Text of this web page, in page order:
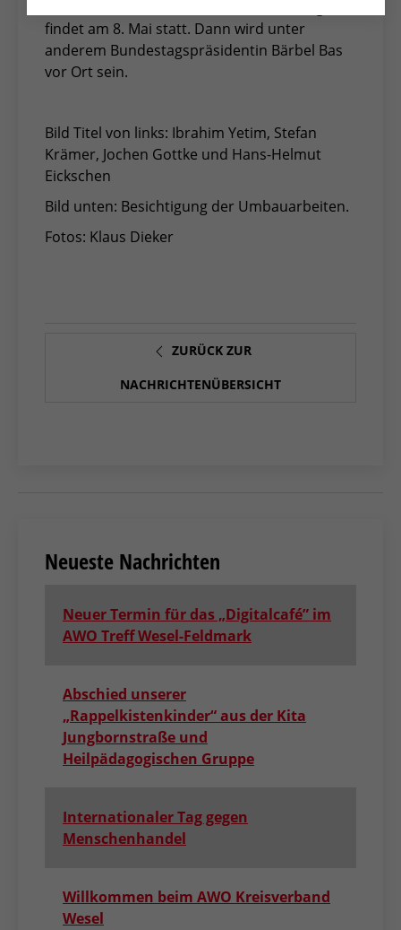
findet am 8. Mai statt. Dann wird unter
anderem Bundestagspräsidentin Bärbel Bas
vor Ort sein.
Bild Titel von links: Ibrahim Yetim, Stefan
Krämer, Jochen Gottke und Hans-Helmut
Eickschen
Bild unten: Besichtigung der Umbauarbeiten.
Fotos: Klaus Dieker
ZURÜCK ZUR
NACHRICHTENÜBERSICHT
Neueste Nachrichten
Neuer Termin für das „Digitalcafé” im
AWO Treff Wesel-Feldmark
Abschied unserer
„Rappelkistenkinder“ aus der Kita
Jungbornstraße und
Heilpädagogischen Gruppe
Internationaler Tag gegen
Menschenhandel
Willkommen beim AWO Kreisverband
Wesel